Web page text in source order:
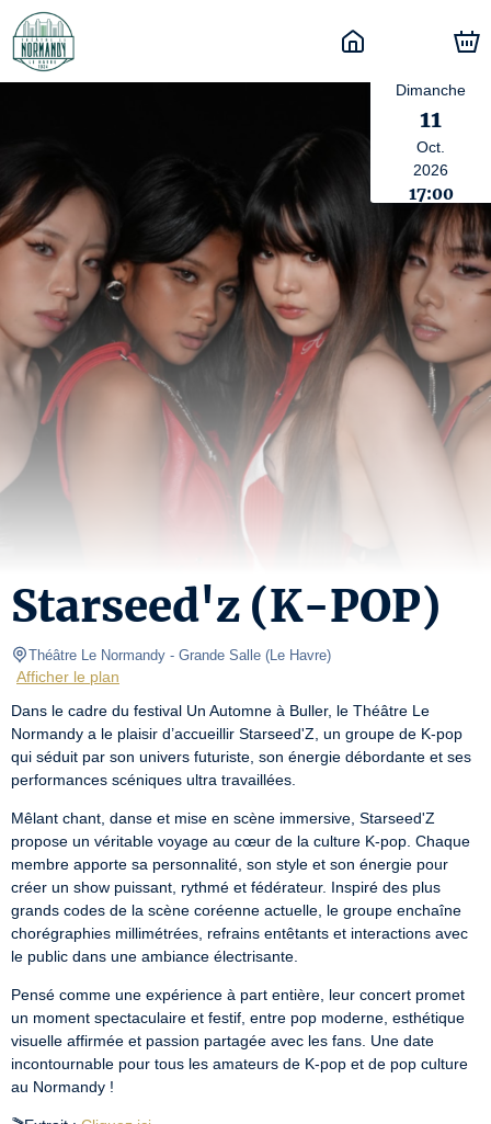
Dimanche
11
Oct.
2026
17:00
Starseed'z (K-POP)
Théâtre Le Normandy - Grande Salle (Le Havre)
Afficher le plan
Dans le cadre du festival Un Automne à Buller, le Théâtre Le
Normandy a le plaisir d’accueillir Starseed'Z, un groupe de K-pop
qui séduit par son univers futuriste, son énergie débordante et ses
performances scéniques ultra travaillées.
Mêlant chant, danse et mise en scène immersive, Starseed'Z
propose un véritable voyage au cœur de la culture K-pop. Chaque
membre apporte sa personnalité, son style et son énergie pour
créer un show puissant, rythmé et fédérateur. Inspiré des plus
grands codes de la scène coréenne actuelle, le groupe enchaîne
chorégraphies millimétrées, refrains entêtants et interactions avec
le public dans une ambiance électrisante.
Pensé comme une expérience à part entière, leur concert promet
un moment spectaculaire et festif, entre pop moderne, esthétique
visuelle affirmée et passion partagée avec les fans. Une date
incontournable pour tous les amateurs de K-pop et de pop culture
au Normandy !